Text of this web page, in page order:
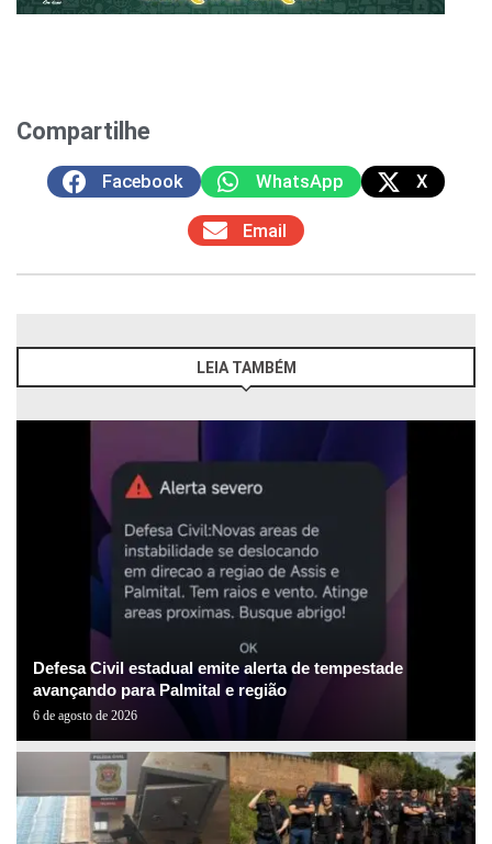
Compartilhe
Facebook WhatsApp X
Email
LEIA TAMBÉM
Defesa Civil estadual emite alerta de tempestade
avançando para Palmital e região
6 de agosto de 2026